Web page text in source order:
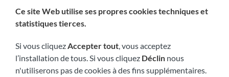
Nous sommes membres de :
Ce site Web utilise ses propres cookies techniques et
statistiques tierces.
Si vous cliquezAccepter tout, vous acceptez
l’installation de tous. Si vous cliquez Déclin nous
n'utiliserons pas de cookies à des fins supplémentaires.